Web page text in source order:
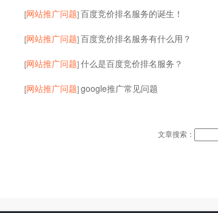
[网站推广问题]百度竞价排名服务的诞生！
[网站推广问题]百度竞价排名服务有什么用？
[网站推广问题]什么是百度竞价排名服务？
[网站推广问题]google推广常见问题
文章搜索：